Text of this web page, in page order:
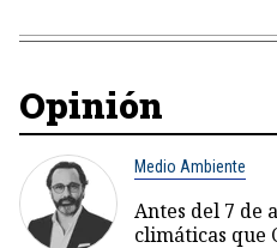
Opinión
Medio Ambiente
Antes del 7 de
climáticas que